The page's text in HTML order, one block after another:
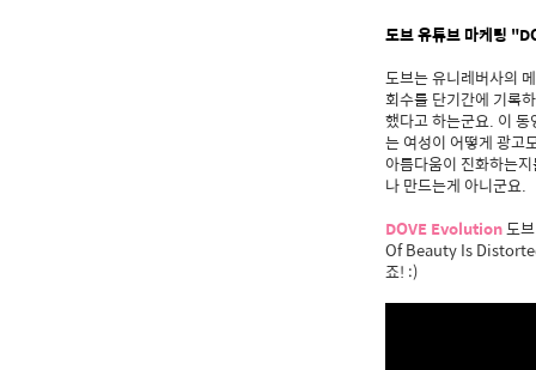
도브 유튜브 마케팅
도브는 유니레버사의
회수를 단기간에 기록
했다고 하는군요. 이
는 여성이 어떻게 광고
아름다움이 진화하는
나 만드는게 아니군요.
DOVE Evolution도
Of Beauty Is
죠! :)